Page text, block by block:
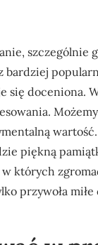
szczególnie
bardziej
się doceniona.
piękną
których
przywoła